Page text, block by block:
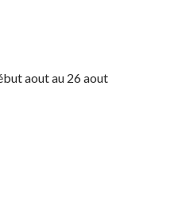
aout au 26 aout